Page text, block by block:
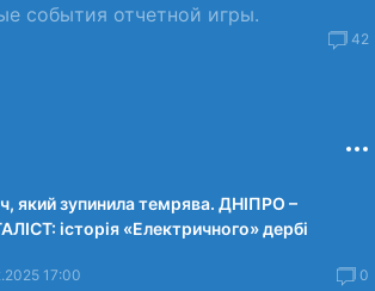
события отчетной игры.
42
який зупинила темрява. ДНІПРО –
історія «Електричного» дербі
17:00 0